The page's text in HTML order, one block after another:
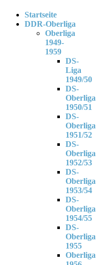
Startseite
DDR-Oberliga
Oberliga
1949-
1959
DS-
Liga
1949/50
DS-
Oberliga
1950/51
DS-
Oberliga
1951/52
DS-
Oberliga
1952/53
DS-
Oberliga
1953/54
DS-
Oberliga
1954/55
DS-
Oberliga
1955
Oberliga